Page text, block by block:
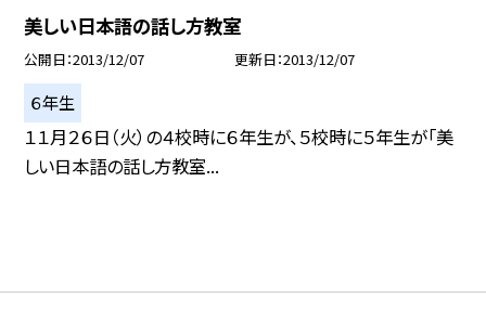
美しい日本語の話し方教室
公開日 2013/12/07 更新日 2013/12/07
６年生
１１月２６日（火）の４校時に６年生が、５校時に５年生が「美
しい日本語の話し方教室...